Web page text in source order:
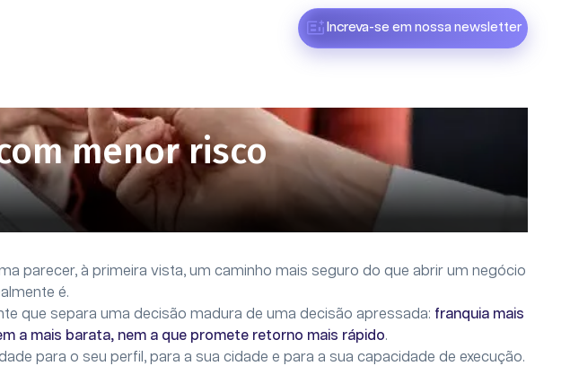
Increva-se em nossa newsletter
menor risco
parecer, à primeira vista, um caminho mais seguro do que abrir um negócio
é.
que separa uma decisão madura de uma decisão apressada: franquia mais
a mais barata, nem a que promete retorno mais rápido.
para o seu perfil, para a sua cidade e para a sua capacidade de execução.